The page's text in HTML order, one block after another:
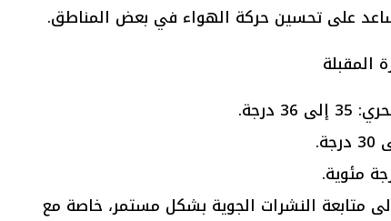
على تحسين حركة الهواء في بعض المناطق.
المقبلة
درجة.
متابعة النشرات الجوية بشكل مستمر، خاصة مع